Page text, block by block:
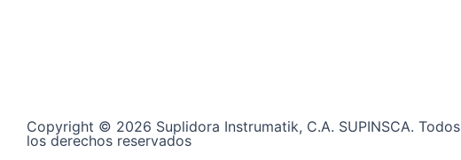
Copyright © 2026 Suplidora Instrumatik, C.A. SUPINSCA. Todos
los derechos reservados